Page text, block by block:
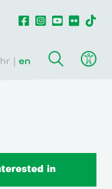
hr en
in